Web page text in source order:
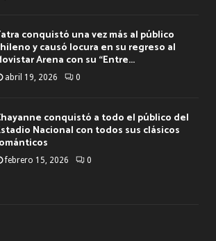
conquistó una vez más al público
y causó locura en su regreso al
Arena con su “Entre...
abril 19, 2026 0
conquistó a todo el público del
Nacional con todos sus clásicos
febrero 15, 2026 0